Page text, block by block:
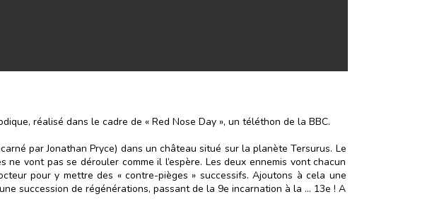
réalisé dans le cadre de « Red Nose Day », un téléthon de la BBC.
par Jonathan Pryce) dans un château situé sur la planète Tersurus. Le
vont pas se dérouler comme il l’espère. Les deux ennemis vont chacun
pour y mettre des « contre-pièges » successifs. Ajoutons à cela une
succession de régénérations, passant de la 9e incarnation à la … 13e ! A